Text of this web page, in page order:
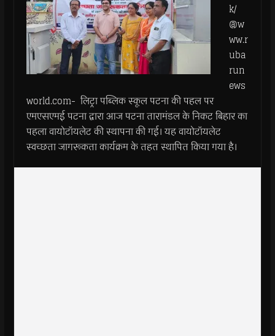
k/
@w
ww.r
uba
run
ews
world.com- लिट्रा पब्लिक स्कूल पटना की पहल पर
एमएसएमई पटना द्वारा आज पटना तारामंडल के निकट बिहार का
पहला वायोटॉयलेट की स्थापना की गई। यह वायोटॉयलेट
स्वच्छता जागरूकता कार्यक्रम के तहत स्थापित किया गया है।